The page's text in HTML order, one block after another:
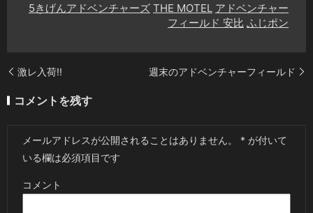
5きげんアドベンチャーズ THE MOTEL アドベンチャー
フィールド 安比 ふじポン
激レ入荷!! 週末のアドベンチャーフィールド
コメントを残す
メールアドレスが公開されることはありません。 * が付いて
いる欄は必須項目です
コメント